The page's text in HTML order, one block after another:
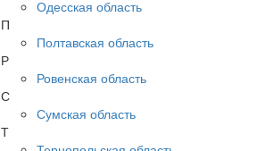
Одесская область
П
Полтавская область
Р
Ровенская область
С
Сумская область
Т